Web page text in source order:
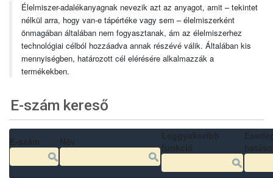
Élelmiszer-adalékanyagnak nevezik azt az anyagot, amit – tekintet
nélkül arra, hogy van-e tápértéke vagy sem – élelmiszerként
önmagában általában nem fogyasztanak, ám az élelmiszerhez
technológiai célból hozzáadva annak részévé válik. Általában kis
mennyiségben, határozott cél elérésére alkalmazzák a
termékekben.
E-szám kereső